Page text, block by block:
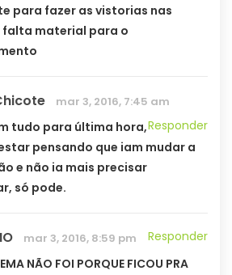
para fazer as vistorias nas
falta material para o
mar 3, 2016, 7:45 am
Responder
tudo para última hora,
pensando que iam mudar a
e não ia mais precisar
só pode.
mar 3, 2016, 8:59 pm
Responder
NÃO FOI PORQUE FICOU PRA